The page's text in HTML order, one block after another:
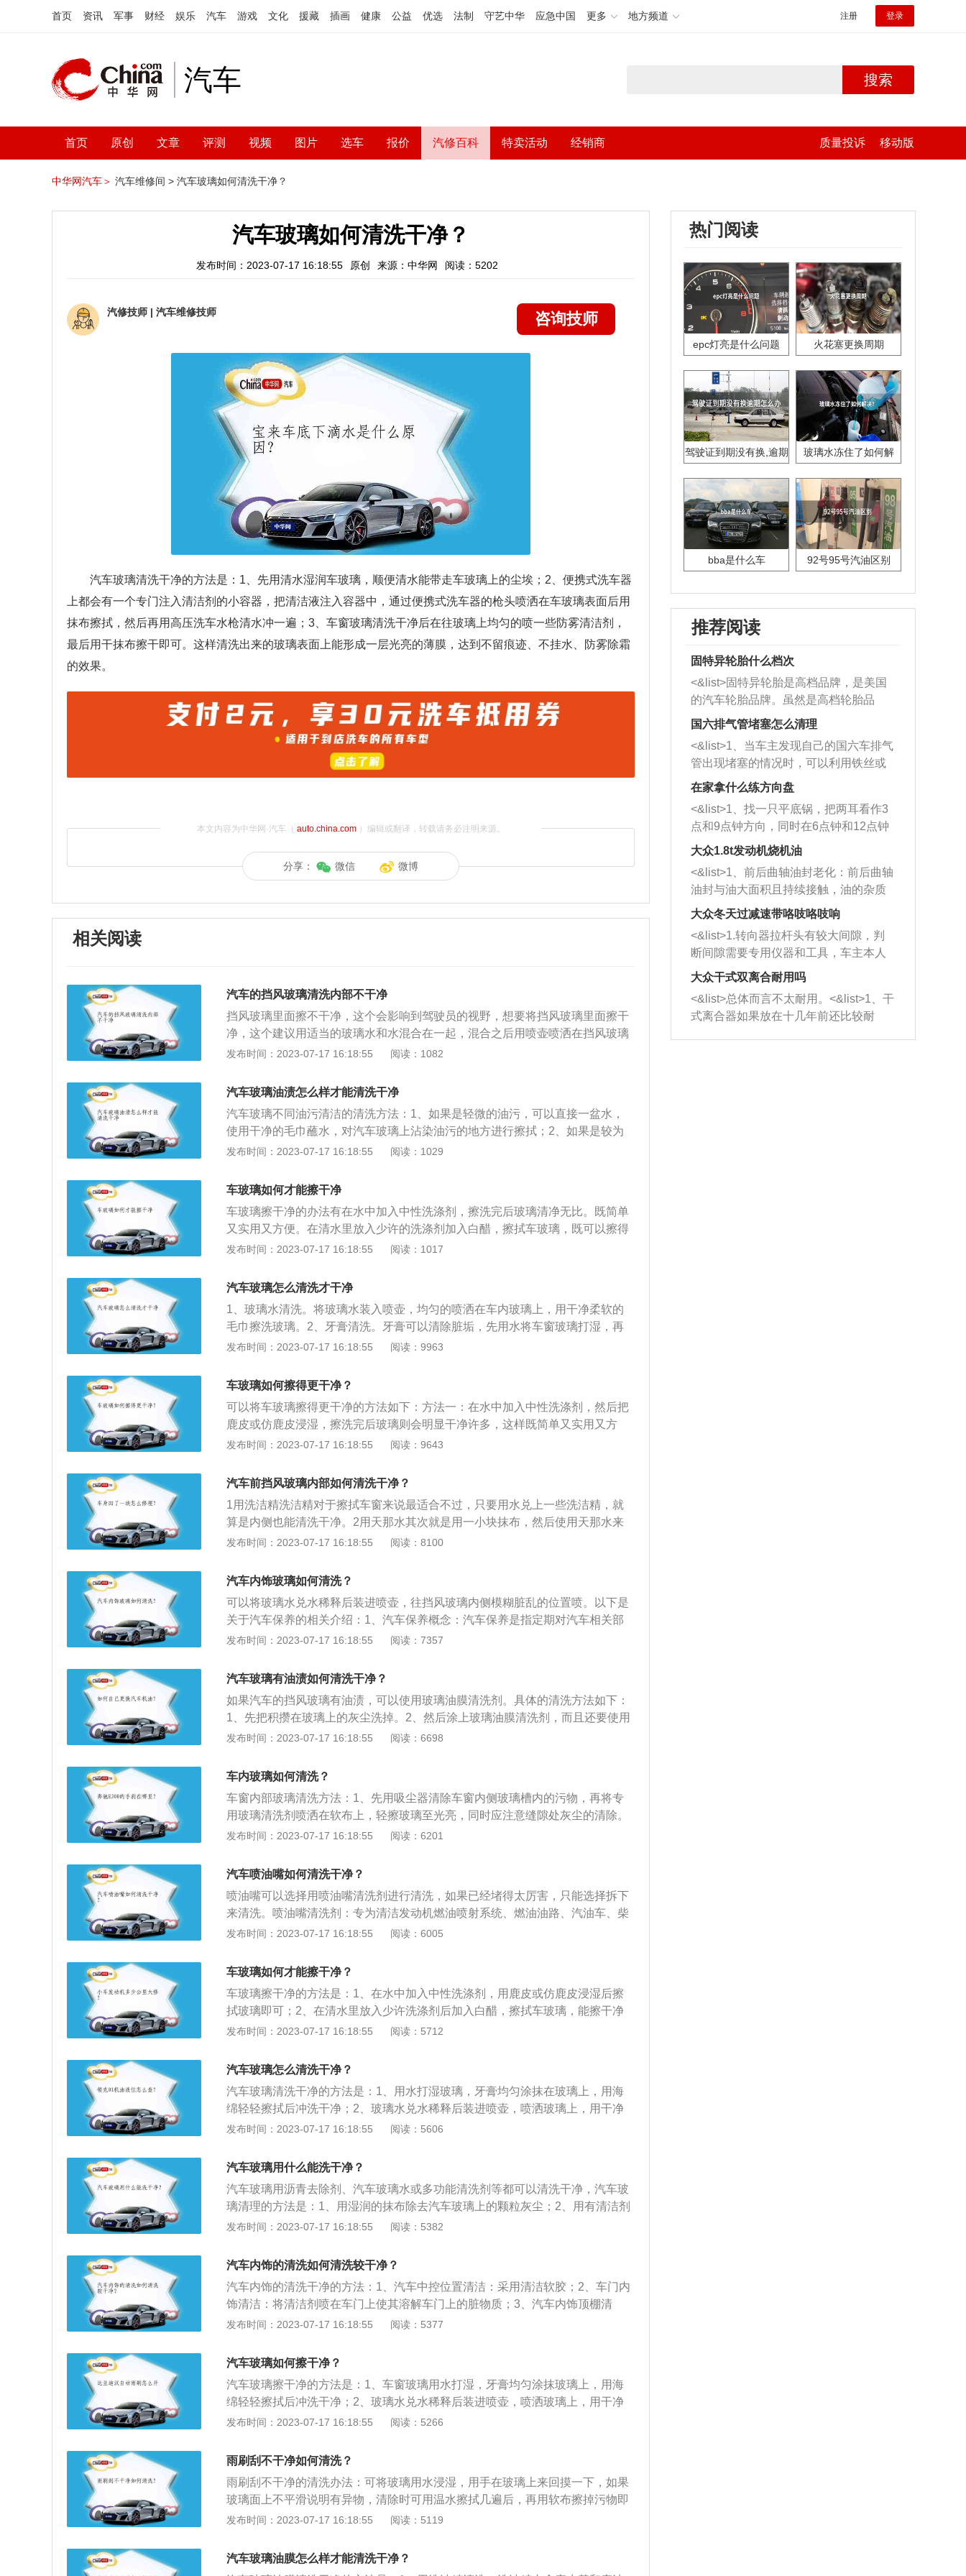
首页 资讯 军事 财经 娱乐 汽车 游戏 文化 援藏 插画 健康 公益 优选 法制 守艺中华 应急中国 更多 地方频道 注册 登录
汽车 搜索
首页 原创 文章 评测 视频 图片 选车 报价 汽修百科 特卖活动 经销商 质量投诉 移动版
中华网汽车＞ 汽车维修间 > 汽车玻璃如何清洗干净？
汽车玻璃如何清洗干净？
发布时间：2023-07-17 16:18:55 原创 来源：中华网 阅读：5202
汽修技师 | 汽车维修技师 咨询技师
汽车玻璃清洗干净的方法是：1、先用清水湿润车玻璃，顺便清水能带走车玻璃上的尘埃；2、便携式洗车器
上都会有一个专门注入清洁剂的小容器，把清洁液注入容器中，通过便携式洗车器的枪头喷洒在车玻璃表面后用
抹布擦拭，然后再用高压洗车水枪清水冲一遍；3、车窗玻璃清洗干净后在往玻璃上均匀的喷一些防雾清洁剂，
最后用干抹布擦干即可。这样清洗出来的玻璃表面上能形成一层光亮的薄膜，达到不留痕迹、不挂水、防雾除霜
的效果。
本文内容为中华网·汽车（ auto.china.com）编辑或翻译，转载请务必注明来源。
分享： 微信 微博
相关阅读
汽车的挡风玻璃清洗内部不干净
挡风玻璃里面擦不干净，这个会影响到驾驶员的视野，想要将挡风玻璃里面擦干
净，这个建议用适当的玻璃水和水混合在一起，混合之后用喷壶喷洒在挡风玻璃
上，之后进行擦拭就可以了。使用玻璃水擦挡风玻璃里面，有一些要注意的方
了。擦的时候毛巾一定要选择干净的，吸水的，这样就可以将挡风玻璃里面擦得
干干净净。对着挡风玻璃里面喷水的时候要注意防止水溅到别的地方，可以选择
用一些旧衣服或者旧布遮盖在车内，这样水就不会溅到别处了。有的人说使用牙
膏可以擦玻璃，确实牙膏是可以去污渍的，但是不适合玻璃的。如果用牙膏、毛
巾来擦玻璃，会越擦越模糊的，所以不建议用牙膏来擦挡风玻璃里面。
发布时间：2023-07-17 16:18:55 阅读：1082
汽车玻璃油渍怎么样才能清洗干净
汽车玻璃不同油污清洁的清洗方法：1、如果是轻微的油污，可以直接一盆水，
使用干净的毛巾蘸水，对汽车玻璃上沾染油污的地方进行擦拭；2、如果是较为
顽固的油膜，可以在擦拭的水中添加一些家用洗碗的清洁剂，因为洗碗剂中本身
具有较好的吸水性，同时不易掉毛，其印刷材质具有吸附油墨的功效，擦玻璃去
污会比普通毛巾效果更好，吸附油污后的脏报纸也可以直接丢掉。汽车玻璃油污
具体清方法：1、车玻璃如果有油污的话，不要盲目地用手去擦拭或者用抹布去
擦拭，这样容易把车玻璃擦坏。建议用比较正规的车玻璃清洗工具来清洗车玻璃
的油污；2、先在车玻璃上面喷一层清水，先把车玻璃稍微地打湿，然后喷上车
污；3、大概清洗剂在车玻璃上面停留5分钟之后就可以来说用刷子刷洗车玻璃
了。刷子一开始可以用大刷子刷，然后边边角角就换小刷子来刷洗；4、刷洗的
时候，用刷子沿着一个方向顺时针刷洗，不要随便地乱刷。随便地乱刷不仅刷不
洗一下。用清水冲洗的时候从上往下冲洗，这样就能够有效地把油污全部冲洗干
再次刷新一下车玻璃。如果清洗干净了就用干抹布把停留在车玻璃上面的水擦干
净。这样车玻璃上面的油污就清洗干净了。
发布时间：2023-07-17 16:18:55 阅读：1029
车玻璃如何才能擦干净
车玻璃擦干净的办法有在水中加入中性洗涤剂，擦洗完后玻璃清净无比。既简单
又实用又方便。在清水里放入少许的洗涤剂加入白醋，擦拭车玻璃，既可以擦得
干净，还可以防雾；使用氨水擦拭，只需要在水中加入少量的氨水就行，这样可
会有因为强光照射而给车漆带来损伤，又不用担心因为阴天而不利于残留水分的
蒸发。车辆清洗完毕后最好不要立即开走，仔细检查和擦拭之后再将车辆驶出清
洗区。这是因为车身未干透时，机盖缝隙、玻璃胶条等处很容易沾附灰尘。很多
车主选择自己动手洗车，首先应该选择无风清凉处清洗爱车，不要让爱车暴露在
烈日下或者风口，再次应该注意选择正确的洗车工具，洗车前检查洗车工具是否
子、灰尘等，洗车结束后应该将爱车擦拭干净，擦拭用的毛巾应该同洗车毛巾区
分开。
发布时间：2023-07-17 16:18:55 阅读：1017
汽车玻璃怎么清洗才干净
1、玻璃水清洗。将玻璃水装入喷壶，均匀的喷洒在车内玻璃上，用干净柔软的
毛巾擦洗玻璃。2、牙膏清洗。牙膏可以清除脏垢，先用水将车窗玻璃打湿，再
挤上牙膏清洁脏垢，最后轻轻地用海绵擦拭并冲洗。3、报纸擦拭。在玻璃上喷
业的清洗剂清洗玻璃，用海绵擦拭。5、酒精擦拭。可以先用湿布擦洗，再用湿
布蘸一点酒精稍微用力一点进行擦洗。6、油膜清洁剂清洗。购买官方专业的油
膜清洁剂，对油污部分进行喷涂擦拭。7、涂粉笔灰或石膏粉。可以在玻璃上涂
粉笔灰或石膏粉，等干了之后再将玻璃擦干净。8、蘸啤酒擦拭。用毛巾蘸取啤
酒擦拭玻璃，也可以将玻璃上的污垢擦干净。9、喷防雾清洁剂。车窗玻璃清洗
定期对风挡玻璃进行清洁，这样可以有效减少油膜的产生，减少油膜对行车带来
的影响。如果发现风挡玻璃表面模糊，要及时用玻璃水清洗，先喷足够的玻璃
水，再打开雨刮器，避免干刷。
发布时间：2023-07-17 16:18:55 阅读：9963
车玻璃如何擦得更干净？
可以将车玻璃擦得更干净的方法如下：方法一：在水中加入中性洗涤剂，然后把
鹿皮或仿鹿皮浸湿，擦洗完后玻璃则会明显干净许多，这样既简单又实用又方
便。方法二：在清水里放入少许的洗涤剂加入白醋，擦拭车玻璃，这样既可以擦
可，这样可以使车玻璃变亮。方法四：在车璃玻上均匀的喷防雾清洁剂，最后用
干抹布擦干，然后再用高压洗车水枪冲洗一遍即可干净透亮。
发布时间：2023-07-17 16:18:55 阅读：9643
汽车前挡风玻璃内部如何清洗干净？
1用洗洁精洗洁精对于擦拭车窗来说最适合不过，只要用水兑上一些洗洁精，就
算是内侧也能清洗干净。2用天那水其次就是用一小块抹布，然后使用天那水来
擦拭玻璃表面。3用清洗剂最后就是买专门清洁玻璃的清洗剂。按照清洗剂的说
发布时间：2023-07-17 16:18:55 阅读：8100
汽车内饰玻璃如何清洗？
可以将玻璃水兑水稀释后装进喷壶，往挡风玻璃内侧模糊脏乱的位置喷。以下是
关于汽车保养的相关介绍：1、汽车保养概念：汽车保养是指定期对汽车相关部
分进行检查、清洁、补给、润滑、调整或更换某些零件的预防性工作，又称汽车
业，由驾驶员负责执行，作业中心内容是清洁、补给和安全检视，是保持车辆正
常工作状况的经常性、必须的工作。归纳起来就是：清洁、紧固、检查、补充。
发布时间：2023-07-17 16:18:55 阅读：7357
汽车玻璃有油渍如何清洗干净？
如果汽车的挡风玻璃有油渍，可以使用玻璃油膜清洗剂。具体的清洗方法如下：
1、先把积攒在玻璃上的灰尘洗掉。2、然后涂上玻璃油膜清洗剂，而且还要使用
专用的刷子，在刷的同时用清水冲洗。3、冲洗干净后，再用干净柔软的抹布抹
璃上的水迹，而且还能擦拭掉抹布留下痕迹。5、如果用过玻璃油膜清除剂还不
能清除干净，需要去专业洗车处做玻璃抛光即可清除。
发布时间：2023-07-17 16:18:55 阅读：6698
车内玻璃如何清洗？
车窗内部玻璃清洗方法：1、先用吸尘器清除车窗内侧玻璃槽内的污物，再将专
用玻璃清洗剂喷洒在软布上，轻擦玻璃至光亮，同时应注意缝隙处灰尘的清除。
均匀喷洒玻璃防雾剂，待干后擦净。2、可以用牙膏清洗，牙膏的去污垢能力很
用毛巾擦的话，不仅很难擦干净，而且在擦拭的过程中，还很容易产生划痕。可
以先用水将车窗玻璃打湿，然后用牙膏来清洁上面的脏垢，牙膏能很好的融化脏
垢，轻轻用海绵擦拭，冲洗干净即可。
发布时间：2023-07-17 16:18:55 阅读：6201
汽车喷油嘴如何清洗干净？
喷油嘴可以选择用喷油嘴清洗剂进行清洗，如果已经堵得太厉害，只能选择拆下
来清洗。喷油嘴清洗剂：专为清洁发动机燃油喷射系统、燃油油路、汽油车、柴
油车油嘴而设计的一种清洗剂。喷油嘴的清洗方法：1、配合燃油系统清洗设备
万公里清洗一次。喷油嘴清洗剂的功能具体如下：1、快速清除喷油嘴、进气
门、活塞环、燃烧室等部位的胶质和积炭，恢复引擎马力并能节省汽油损耗；
2、提高汽油的性能，降低燃油消耗；3、排除爬坡无力、加速发滞的故障，提高
加速性能恢复动力；4、排除怠速不稳、车辆发抖、中途熄火的故障，使车辆运
行顺畅；5、改善冷启动性能；6、降低噪音，减少尾气排放。
发布时间：2023-07-17 16:18:55 阅读：6005
车玻璃如何才能擦干净？
车玻璃擦干净的方法是：1、在水中加入中性洗涤剂，用鹿皮或仿鹿皮浸湿后擦
拭玻璃即可；2、在清水里放入少许洗涤剂后加入白醋，擦拭车玻璃，能擦干净
的同时，还可以防雾；3、使用氨水擦拭；4、在汽车玻璃上涂点牙膏，再用清水
车上人员人身安全。车玻璃的保养方法是：1、使用专用或合适的雨刮片，并及
时更换；2、保持前挡清洁；3、使用汽车专用的玻璃水。
发布时间：2023-07-17 16:18:55 阅读：5712
汽车玻璃怎么清洗干净？
汽车玻璃清洗干净的方法是：1、用水打湿玻璃，牙膏均匀涂抹在玻璃上，用海
绵轻轻擦拭后冲洗干净；2、玻璃水兑水稀释后装进喷壶，喷洒玻璃上，用干净
柔软不掉絮的布擦拭干净；3、玻璃喷洒少许水，用废旧的报纸来回擦拭。汽车
裂后的微粒洒落在玻璃上形成小白点较难清除；2、昆虫分泌的粘液粘在车玻璃
上形成凹凸不平的面难以刷掉。
发布时间：2023-07-17 16:18:55 阅读：5606
汽车玻璃用什么能洗干净？
汽车玻璃用沥青去除剂、汽车玻璃水或多功能清洗剂等都可以清洗干净，汽车玻
璃清理的方法是：1、用湿润的抹布除去汽车玻璃上的颗粒灰尘；2、用有清洁剂
擦拭汽车玻璃上斑点污渍；3、在水里加入氨水，使用抹布蘸取后清理汽车玻璃
剂，防止伤害汽车玻璃，影响视线；5、用报纸擦掉留在汽车玻璃上的水迹和擦
拭掉抹布留下痕迹。
发布时间：2023-07-17 16:18:55 阅读：5382
汽车内饰的清洗如何清洗较干净？
汽车内饰的清洗干净的方法：1、汽车中控位置清洁：采用清洁软胶；2、车门内
饰清洁：将清洁剂喷在车门上使其溶解车门上的脏物质；3、汽车内饰顶棚清
洁：将清洁剂喷到汽车内饰顶棚，用毛刷檫；4、方向盘清洁：在泡沫毛巾上适
毛巾上适量喷洒清洁剂，用泡沫毛巾将车座位上的污渍擦除；6、车内灰尘垃圾
清洁：用车载吸尘机将角落或者缝隙里面的垃圾碎屑吸走，将鞋子带上来的细沙
泥巴吸走。
发布时间：2023-07-17 16:18:55 阅读：5377
汽车玻璃如何擦干净？
汽车玻璃擦干净的方法是：1、车窗玻璃用水打湿，牙膏均匀涂抹玻璃上，用海
绵轻轻擦拭后冲洗干净；2、玻璃水兑水稀释后装进喷壶，喷洒玻璃上，用干净
柔软不掉絮的布擦拭干净；3、玻璃喷洒少许水，用废旧的报纸来回擦拭。汽车
后的微粒洒落在玻璃上形成小白点较难清除；2、昆虫分泌的粘液粘在车玻璃上
形成凹凸不平的面难以刷掉。
发布时间：2023-07-17 16:18:55 阅读：5266
雨刷刮不干净如何清洗？
雨刷刮不干净的清洗办法：可将玻璃用水浸湿，用手在玻璃上来回摸一下，如果
玻璃面上不平滑说明有异物，清除时可用温水擦拭几遍后，再用软布擦掉污物即
可。雨刷刮不干净还有可能是由于雨刷器用的时间太久了，可以将雨刷器上面的
刮除附着于车辆挡风玻璃上的雨点及灰尘的设备，以改善驾驶人的能见度，增加
行车安全，平时使用雨刷器需要与玻璃水配合使用。
发布时间：2023-07-17 16:18:55 阅读：5119
汽车玻璃油膜怎么样才能清洗干净？
热门阅读
epc灯亮是什么问题 火花塞更换周期
驾驶证到期没有换,逾期
玻璃水冻住了如何解
bba是什么车 92号95号汽油区别
推荐阅读
固特异轮胎什么档次
<&list>固特异轮胎是高档品牌，是美国
的汽车轮胎品牌。虽然是高档轮胎品
牌，但是中高低端的轮胎都有生产，这
也是为了更好的开拓市场。
国六排气管堵塞怎么清理
<&list>1、当车主发现自己的国六车排气
管出现堵塞的情况时，可以利用铁丝或
者是细棍，直接将杂物给取出来，如果
堵塞情况比较严重，也可以采取应急措
施。 <&list>2、直接利用木棍将所有的
杂物推到排气管里面的位置处，然后将
三元催化器拆解开，就可以将堵塞的东
西取出来。但如果是因为积碳过多引起
的堵塞，就需要将三元催化器泡在草酸
洗剂对堵塞的情况得到解决，将清洗剂
放在燃油箱中，与燃油混合后，车辆启
动时，就可以和汽油一起进入到燃烧
室，最后形成废气排出，就可以让三元
催化器得到清洗，排气管堵塞的情况就
能够得到解决。
在家拿什么练方向盘
<&list>1、找一只平底锅，把两耳看作3
点和9点钟方向，同时在6点钟和12点钟
方向做一个标记。 <&list>2、双手握住
一圈半的练习，往右同样也要打相同的
圈数。 <&list>3、最后强调要反复练
习，这样就可以形成肌肉记忆，在真实
驾驶车辆时，不需要记忆也能打好方
向。
大众1.8t发动机烧机油
<&list>1、前后曲轴油封老化：前后曲轴
油封与油大面积且持续接触，油的杂质
和发动机内持续温度变化使其密封效果
逐渐减弱，导致渗油或漏油。<&list>2、
活塞间隙过大：积碳会使活塞环与缸体
的间隙扩大，导致机油流入燃烧室中，
造成烧机油。<&list>3、机油粘度。使用
机油粘度过小的话，同样会有烧机油现
象，机油粘度过小具有很好的流动性，
大众冬天过减速带咯吱咯吱响
<&list>1.转向器拉杆头有较大间隙，判
断间隙需要专用仪器和工具，车主本人
无法制作，需要将车辆送到修理厂或4s
店；<&list>2.车辆半轴套管防尘罩破
裂，破裂后会出现漏油现象，使半轴磨
损严重，磨损的半轴容易损坏，产生异
响；<&list>3.稳定器的转向胶套和球头
大众干式双离合耐用吗
<&list>总体而言不太耐用。<&list>1、干
式离合器如果放在十几年前还比较耐